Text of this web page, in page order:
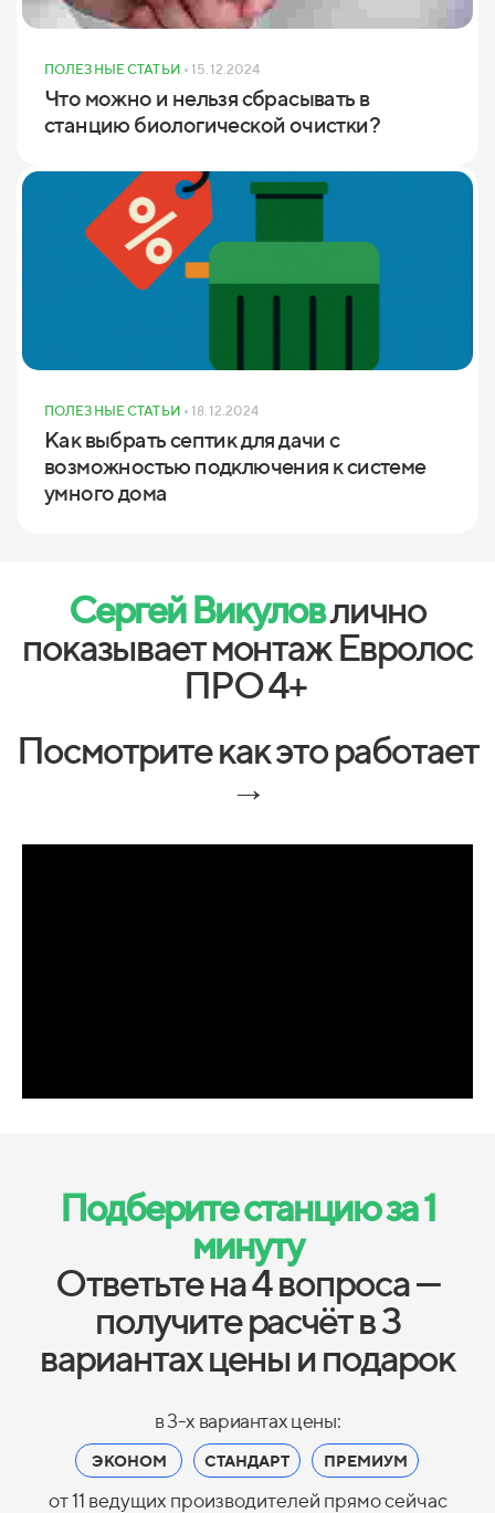
ПОЛЕЗНЫЕ СТАТЬИ • 15.12.2024
Что можно и нельзя сбрасывать в
станцию биологической очистки?
ПОЛЕЗНЫЕ СТАТЬИ • 18.12.2024
Как выбрать септик для дачи с
возможностью подключения к системе
умного дома
Сергей Викуловлично
показывает монтаж Евролос
ПРО 4+
Посмотрите как это работает
→
Подберите станцию за 1
минуту
Ответьте на 4 вопроса —
получите расчёт в 3
вариантах цены и подарок
в 3-х вариантах цены:
ЭКОНОМ СТАНДАРТ ПРЕМИУМ
от 11 ведущих производителей прямо сейчас